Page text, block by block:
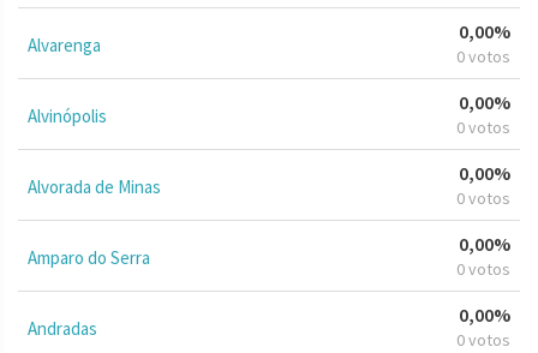
Alvarenga
0,00%
0 votos
Alvinópolis
0,00%
0 votos
Alvorada de Minas
0,00%
0 votos
Amparo do Serra
0,00%
0 votos
Andradas
0,00%
0 votos